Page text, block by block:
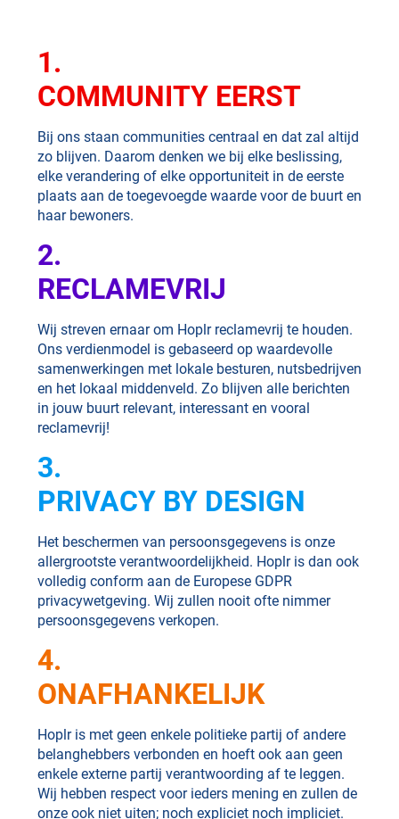
1.
COMMUNITY EERST
Bij ons staan communities centraal en dat zal altijd
zo blijven. Daarom denken we bij elke beslissing,
elke verandering of elke opportuniteit in de eerste
plaats aan de toegevoegde waarde voor de buurt en
haar bewoners.
2.
RECLAMEVRIJ
Wij streven ernaar om Hoplr reclamevrij te houden.
Ons verdienmodel is gebaseerd op waardevolle
samenwerkingen met lokale besturen, nutsbedrijven
en het lokaal middenveld. Zo blijven alle berichten
in jouw buurt relevant, interessant en vooral
reclamevrij!
3.
PRIVACY BY DESIGN
Het beschermen van persoonsgegevens is onze
allergrootste verantwoordelijkheid. Hoplr is dan ook
volledig conform aan de Europese GDPR
privacywetgeving. Wij zullen nooit ofte nimmer
persoonsgegevens verkopen.
4.
ONAFHANKELIJK
Hoplr is met geen enkele politieke partij of andere
belanghebbers verbonden en hoeft ook aan geen
enkele externe partij verantwoording af te leggen.
Wij hebben respect voor ieders mening en zullen de
onze ook niet uiten; noch expliciet noch impliciet.